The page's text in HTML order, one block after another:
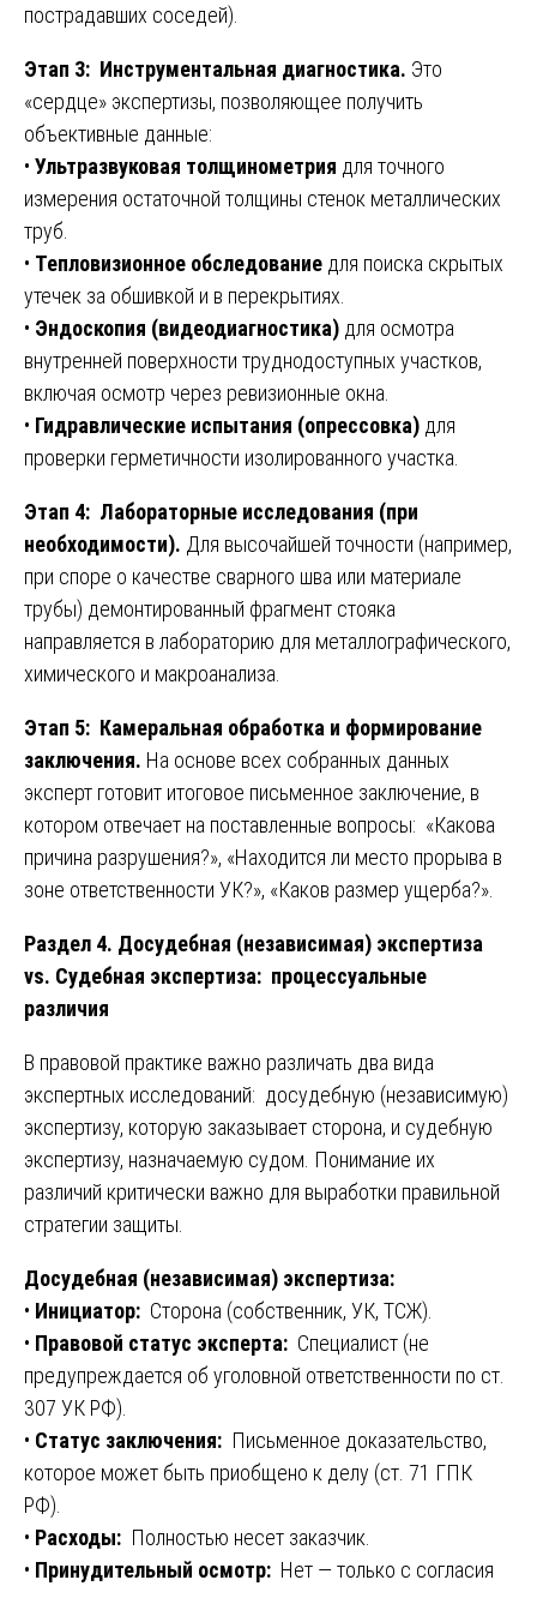
пострадавших соседей).
Этап 3: Инструментальная диагностика. Это
«сердце» экспертизы, позволяющее получить
объективные данные:
• Ультразвуковая толщинометрия для точного
измерения остаточной толщины стенок металлических
труб.
• Тепловизионное обследование для поиска скрытых
утечек за обшивкой и в перекрытиях.
• Эндоскопия (видеодиагностика) для осмотра
внутренней поверхности труднодоступных участков,
включая осмотр через ревизионные окна.
• Гидравлические испытания (опрессовка) для
проверки герметичности изолированного участка.
Этап 4: Лабораторные исследования (при
необходимости). Для высочайшей точности (например,
при споре о качестве сварного шва или материале
трубы) демонтированный фрагмент стояка
направляется в лабораторию для металлографического,
химического и макроанализа.
Этап 5: Камеральная обработка и формирование
заключения. На основе всех собранных данных
эксперт готовит итоговое письменное заключение, в
котором отвечает на поставленные вопросы: «Какова
причина разрушения?», «Находится ли место прорыва в
зоне ответственности УК?», «Каков размер ущерба?».
Раздел 4. Досудебная (независимая) экспертиза
vs. Судебная экспертиза: процессуальные
различия
В правовой практике важно различать два вида
экспертных исследований: досудебную (независимую)
экспертизу, которую заказывает сторона, и судебную
экспертизу, назначаемую судом. Понимание их
различий критически важно для выработки правильной
стратегии защиты.
Досудебная (независимая) экспертиза:
• Инициатор: Сторона (собственник, УК, ТСЖ).
• Правовой статус эксперта: Специалист (не
предупреждается об уголовной ответственности по ст.
307 УК РФ).
• Статус заключения: Письменное доказательство,
которое может быть приобщено к делу (ст. 71 ГПК
РФ).
• Расходы: Полностью несет заказчик.
• Принудительный осмотр: Нет — только с согласия